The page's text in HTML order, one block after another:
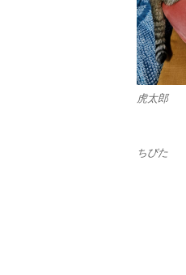
虎太郎
ちびた